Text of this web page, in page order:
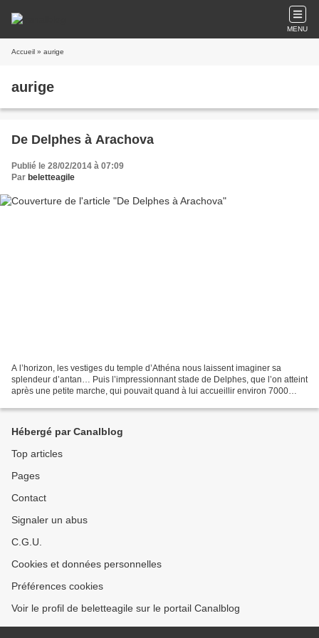
MENU
Accueil » aurige
aurige
De Delphes à Arachova
Publié le 28/02/2014 à 07:09
Par beletteagile
A l’horizon, les vestiges du temple d’Athéna nous laissent imaginer sa
splendeur d’antan… Puis l’impressionnant stade de Delphes, que l’on atteint
après une petite marche, qui pouvait quand à lui accueillir environ 7000
Hébergé par Canalblog
Top articles
Pages
Contact
Signaler un abus
C.G.U.
Cookies et données personnelles
Préférences cookies
Voir le profil de beletteagile sur le portail Canalblog